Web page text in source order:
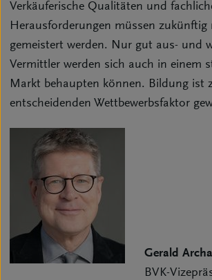
Verkäuferische Qualitäten und
Herausforderungen müssen zukünftig
gemeistert werden. Nur gut aus- und
Vermittler werden sich auch in einem
Markt behaupten können. Bildung ist
entscheidenden Wettbewerbsfaktor
Gerald
BVK-